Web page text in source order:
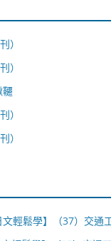
）
）
韆
）
）
文輕鬆學】（37）交通